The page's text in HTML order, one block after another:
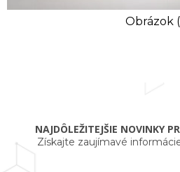
Obrázok
NAJDÔLEŽITEJŠIE NOVINKY
Získajte zaujímavé